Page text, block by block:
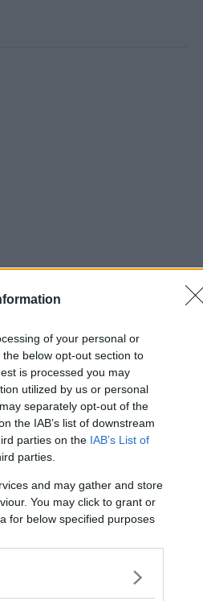
of your personal or
below opt-out section to
is processed you may
utilized by us or personal
separately opt-out of the
the IAB’s list of downstream
parties on the IAB’s List of
parties.
and may gather and store
You may click to grant or
for below specified purposes
1,5
ändå